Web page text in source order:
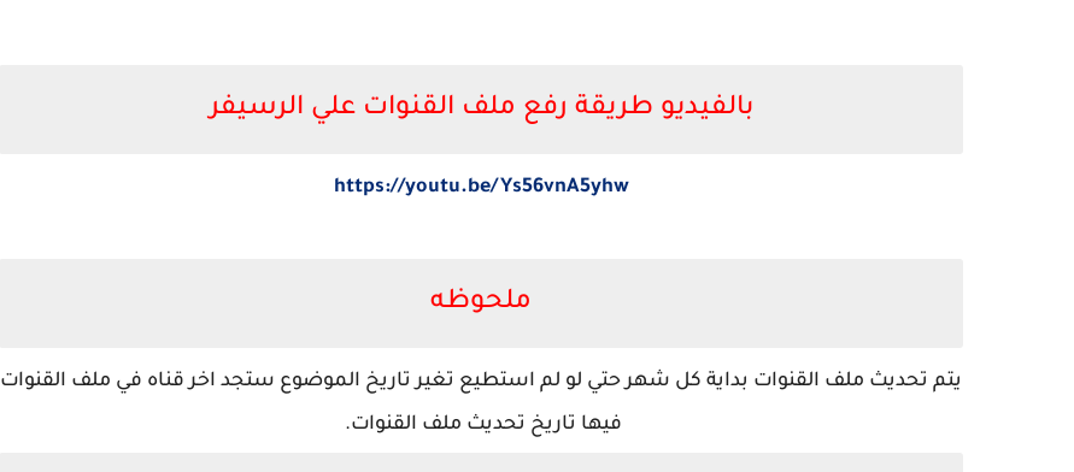
بالفيديو طريقة رفع ملف القنوات علي الرسيفر
https://youtu.be/Ys56vnA5yhw
ملحوظه
يتم تحديث ملف القنوات بداية كل شهر حتي لو لم استطيع تغير تاريخ الموضوع ستجد اخر قناه في ملف القنوات
فيها تاريخ تحديث ملف القنوات.